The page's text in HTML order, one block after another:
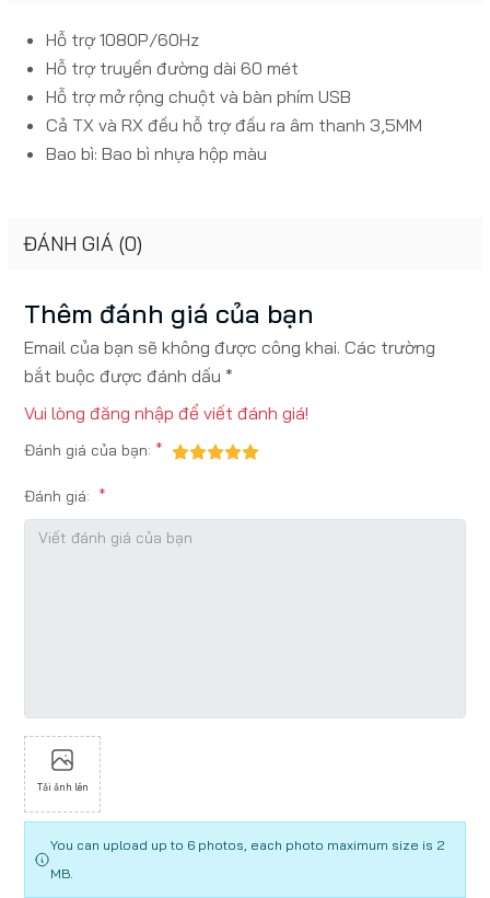
Hỗ trợ 1080P/60Hz
Hỗ trợ truyền đường dài 60 mét
Hỗ trợ mở rộng chuột và bàn phím USB
Cả TX và RX đều hỗ trợ đầu ra âm thanh 3,5MM
Bao bì: Bao bì nhựa hộp màu
ĐÁNH GIÁ (0)
Thêm đánh giá của bạn
Email của bạn sẽ không được công khai. Các trường
bắt buộc được đánh dấu *
Vui lòng đăng nhập để viết đánh giá!
Đánh giá của bạn:
Đánh giá:
Tải ảnh lên
You can upload up to 6 photos, each photo maximum size is 2
MB.